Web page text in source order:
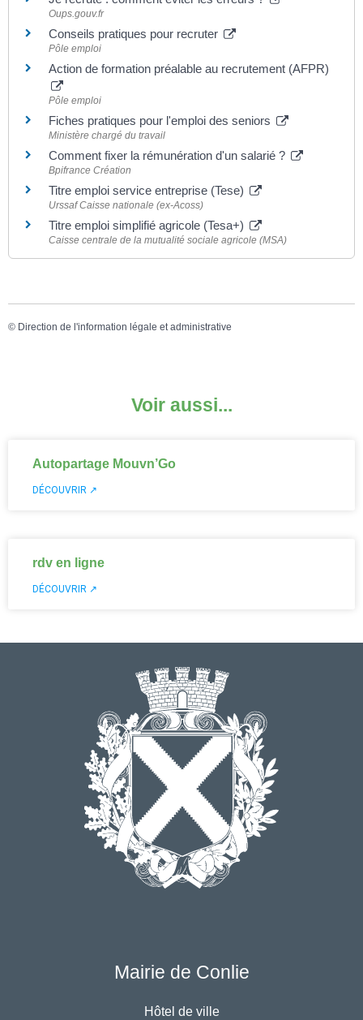
Oups.gouv.fr
Conseils pratiques pour recruter
Pôle emploi
Action de formation préalable au recrutement (AFPR)
Pôle emploi
Fiches pratiques pour l'emploi des seniors
Ministère chargé du travail
Comment fixer la rémunération d'un salarié ?
Bpifrance Création
Titre emploi service entreprise (Tese)
Urssaf Caisse nationale (ex-Acoss)
Titre emploi simplifié agricole (Tesa+)
Caisse centrale de la mutualité sociale agricole (MSA)
© Direction de l'information légale et administrative
Voir aussi...
Autopartage Mouvn’Go
DÉCOUVRIR ↗
rdv en ligne
DÉCOUVRIR ↗
Mairie de Conlie
Hôtel de ville